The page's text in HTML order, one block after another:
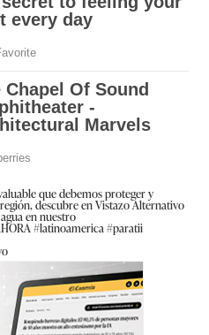
que debemos proteger y
descubre en Vistazo Alternativo
en nuestro
#latinoamerica #paratii